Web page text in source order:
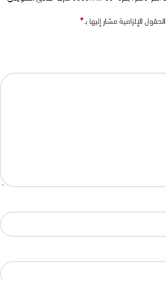
الحقول الإلزامية مشار إليها بـ*